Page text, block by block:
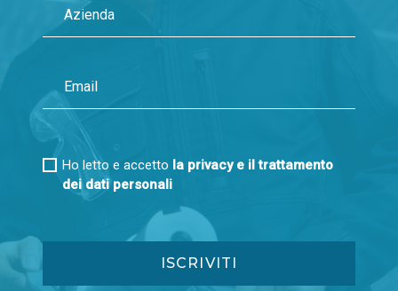
Ho letto e accetto la privacy e il trattamento
dei dati personali